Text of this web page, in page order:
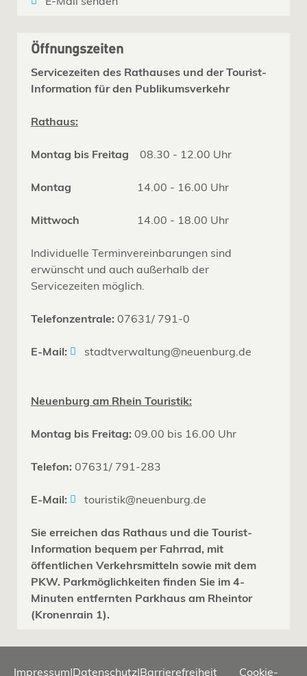
Öffnungszeiten
Servicezeiten des Rathauses und der Tourist-
Information für den Publikumsverkehr
Rathaus:
Montag bis Freitag 08.30 - 12.00 Uhr
Montag 14.00 - 16.00 Uhr
Mittwoch 14.00 - 18.00 Uhr
Individuelle Terminvereinbarungen sind
erwünscht und auch außerhalb der
Servicezeiten möglich.
Telefonzentrale: 07631/ 791-0
E-Mail: stadtverwaltung@neuenburg.de
Neuenburg am Rhein Touristik:
Montag bis Freitag: 09.00 bis 16.00 Uhr
Telefon: 07631/ 791-283
E-Mail: touristik@neuenburg.de
Sie erreichen das Rathaus und die Tourist-
Information bequem per Fahrrad, mit
öffentlichen Verkehrsmitteln sowie mit dem
PKW. Parkmöglichkeiten finden Sie im 4-
Minuten entfernten Parkhaus am Rheintor
(Kronenrain 1).
Impressum|Datenschutz|Barrierefreiheit Cookie-